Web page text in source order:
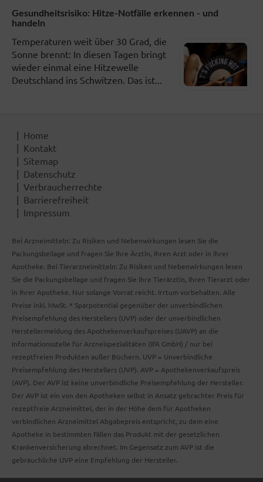
Gesundheitsrisiko: Hitze-Notfälle erkennen - und
handeln
Temperaturen weit über 30 Grad, die
Sonne brennt: In diesen Tagen bringt
wieder einmal eine Hitzewelle
Deutschland ins Schwitzen. Das ist...
Home
Kontakt
Sitemap
Datenschutz
Verbraucherrechte
Barrierefreiheit
Impressum
Bei Arzneimitteln: Zu Risiken und Nebenwirkungen lesen Sie die
Packungsbeilage und fragen Sie Ihre Ärztin, Ihren Arzt oder in Ihrer
Apotheke. Bei Tierarzneimitteln: Zu Risiken und Nebenwirkungen lesen
Sie die Packungsbeilage und fragen Sie Ihre Tierärztin, Ihren Tierarzt oder
in Ihrer Apotheke. Nur solange Vorrat reicht. Irrtum vorbehalten. Alle
Preise inkl. MwSt. * Sparpotential gegenüber der unverbindlichen
Preisempfehlung des Herstellers (UVP) oder der unverbindlichen
Herstellermeldung des Apothekenverkaufspreises (UAVP) an die
Informationsstelle für Arzneispezialitäten (IFA GmbH) / nur bei
rezeptfreien Produkten außer Büchern. UVP = Unverbindliche
Preisempfehlung des Herstellers (UVP). AVP = Apothekenverkaufspreis
(AVP). Der AVP ist keine unverbindliche Preisempfehlung der Hersteller.
Der AVP ist ein von den Apotheken selbst in Ansatz gebrachter Preis für
rezeptfreie Arzneimittel, der in der Höhe dem für Apotheken
verbindlichen Arzneimittel Abgabepreis entspricht, zu dem eine
Apotheke in bestimmten Fällen das Produkt mit der gesetzlichen
Krankenversicherung abrechnet. Im Gegensatz zum AVP ist die
gebräuchliche UVP eine Empfehlung der Hersteller.